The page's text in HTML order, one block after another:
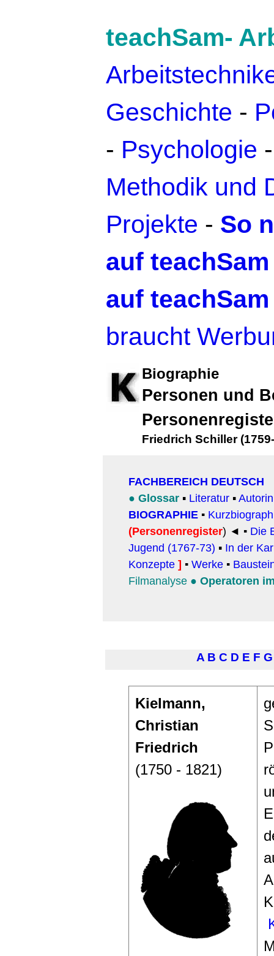
teachSam-
Geschichte -
- Psychologie
Methodik und
Projekte - So
auf teachSam
auf teachSam
braucht
Biographie
Personen und
Friedrich Schiller
FACHBEREICH DEUTSCH
● Glossar ▪ Literatur ▪
BIOGRAPHIE ▪
(Personenregister) ◄ ▪ Die
Jugend (1767-73) ▪ In der
Konzepte ] ▪ Werke ▪
Filmanalyse ● Operatoren
A B C D E F G
Kielmann,
Christian
Friedrich
(1750 - 1821)